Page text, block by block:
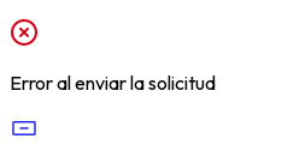
Error al enviar la solicitud